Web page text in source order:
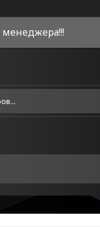
менеджера!!!